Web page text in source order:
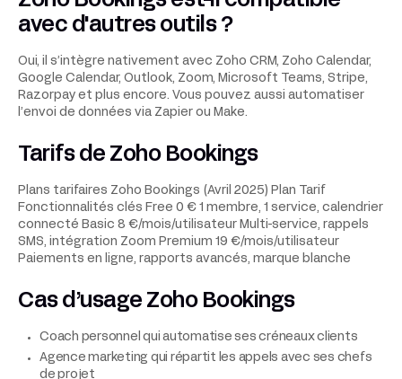
avec d'autres outils ?
Oui, il s’intègre nativement avec Zoho CRM, Zoho Calendar,
Google Calendar, Outlook, Zoom, Microsoft Teams, Stripe,
Razorpay et plus encore. Vous pouvez aussi automatiser
l’envoi de données via Zapier ou Make.
Tarifs de Zoho Bookings
Plans tarifaires Zoho Bookings (Avril 2025) Plan Tarif
Fonctionnalités clés Free 0 € 1 membre, 1 service, calendrier
connecté Basic 8 €/mois/utilisateur Multi-service, rappels
SMS, intégration Zoom Premium 19 €/mois/utilisateur
Paiements en ligne, rapports avancés, marque blanche
Cas d’usage Zoho Bookings
Coach personnel qui automatise ses créneaux clients
Agence marketing qui répartit les appels avec ses chefs
de projet